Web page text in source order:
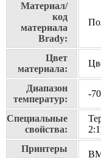
Материал/
код
материала
Brady:
Цвет
материала:
Диапазон
температур:
-
Специальные
свойства:
Принтеры